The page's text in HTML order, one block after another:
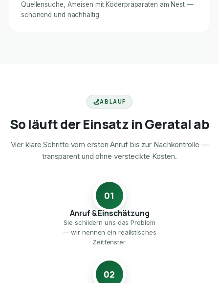
Quellensuche, Ameisen mit Köderpräparaten am Nest —
schonend und nachhaltig.
ABLAUF
So läuft der Einsatz in Geratal ab
Vier klare Schritte vom ersten Anruf bis zur Nachkontrolle —
transparent und ohne versteckte Kosten.
01
Anruf & Einschätzung
Sie schildern uns das Problem
— wir nennen ein realistisches
Zeitfenster.
02